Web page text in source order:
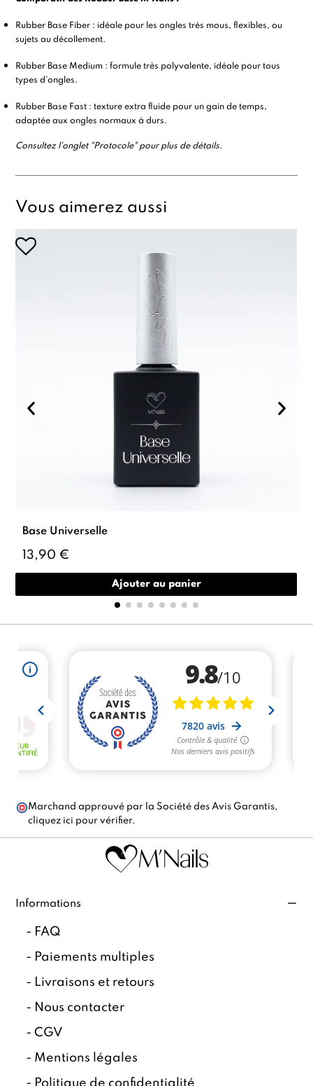
Rubber Base Fiber : idéale pour les ongles très mous, flexibles, ou
sujets au décollement.
Rubber Base Medium : formule très polyvalente, idéale pour tous
types d’ongles.
Rubber Base Fast : texture extra fluide pour un gain de temps,
adaptée aux ongles normaux à durs.
Consultez l'onglet "Protocole" pour plus de détails.
Vous aimerez aussi
Base Universelle
13,90 €
Ajouter au panier
Marchand approuvé par la Société des Avis Garantis,
cliquez ici pour vérifier.
Informations
- FAQ
- Paiements multiples
- Livraisons et retours
- Nous contacter
-CGV
- Mentions légales
- Politique de confidentialité